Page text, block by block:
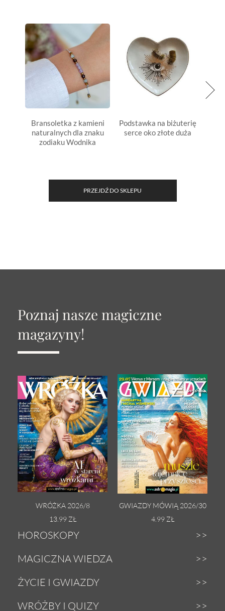
Bransoletka z kamieni
naturalnych dla znaku
zodiaku Wodnika
Podstawka na biżuterię
serce oko złote duża
PRZEJDŹ DO SKLEPU
Poznaj nasze magiczne
magazyny!
WRÓŻKA 2026/8
13.99 ZŁ
GWIAZDY MÓWIĄ 2026/30
4.99 ZŁ
HOROSKOPY
Dzienny
Tygodniowy
MAGICZNA WIEDZA
Zodiak
Astrologia
ŻYCIE I GWIAZDY
Gwiazdy
WRÓŻBY I QUIZY